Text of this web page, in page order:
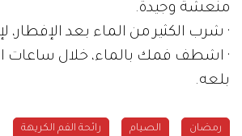
منعشة وجيدة.
· شرب الكثير من الماء بعد الإفطار،
· اشطف فمك بالماء، خلال ساعات
بلعه.
رمضان الصيام رائحة الفم الكريهة